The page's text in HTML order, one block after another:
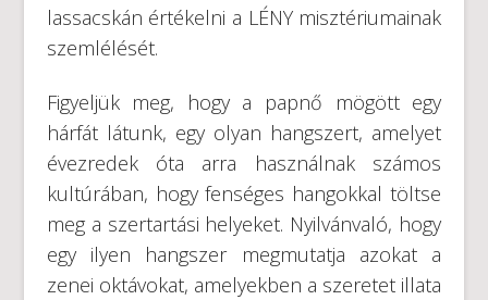
lassacskán értékelni a LÉNY misztériumainak
szemlélését.
Figyeljük meg, hogy a papnő mögött egy
hárfát látunk, egy olyan hangszert, amelyet
évezredek óta arra használnak számos
kultúrában, hogy fenséges hangokkal töltse
meg a szertartási helyeket. Nyilvánvaló, hogy
egy ilyen hangszer megmutatja azokat a
zenei oktávokat, amelyekben a szeretet illata